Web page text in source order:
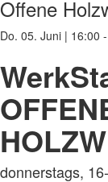
Offene
Do. 05. Juni | 16:00
donnerstags,